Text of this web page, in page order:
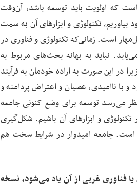
که اولویت باید توسعه باشد، آن‌وقت
تکنولوژی و ابزارهای آن به سمت
است. زمانی‌که تکنولوژی و فناوری در
نباید به بهانه بحث‌های مربوط به
در این ‌صورت به اراده خودمان به فرآیند
با ناامیدی، عصیان و اعتراض پردامنه و
می‌رسد توسعه برای وضع کنونی جامعه
تکنولوژی و ابزارهای آن باشیم. شکل‌گیری
است. جامعه امیدوار در شرایط سخت هم
فناوری غربی از آن یاد می‌شود، نسخه